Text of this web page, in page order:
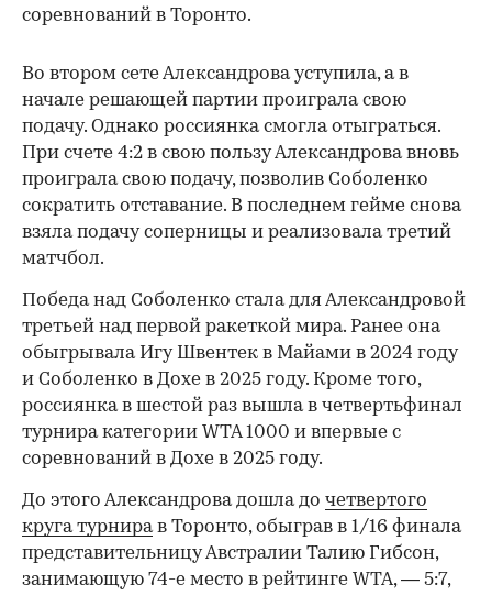
соревнований в Торонто.
Во втором сете Александрова уступила, а в
начале решающей партии проиграла свою
подачу. Однако россиянка смогла отыграться.
При счете 4:2 в свою пользу Александрова вновь
проиграла свою подачу, позволив Соболенко
сократить отставание. В последнем гейме снова
взяла подачу соперницы и реализовала третий
матчбол.
Победа над Соболенко стала для Александровой
третьей над первой ракеткой мира. Ранее она
обыгрывала Игу Швентек в Майами в 2024 году
и Соболенко в Дохе в 2025 году. Кроме того,
россиянка в шестой раз вышла в четвертьфинал
турнира категории WTA 1000 и впервые с
соревнований в Дохе в 2025 году.
До этого Александрова дошла до четвертого
круга турнирав Торонто, обыграв в 1/16 финала
представительницу Австралии Талию Гибсон,
занимающую 74-е место в рейтинге WTA, — 5:7,